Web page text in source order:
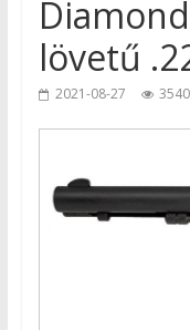
lövetű
2021-08-27